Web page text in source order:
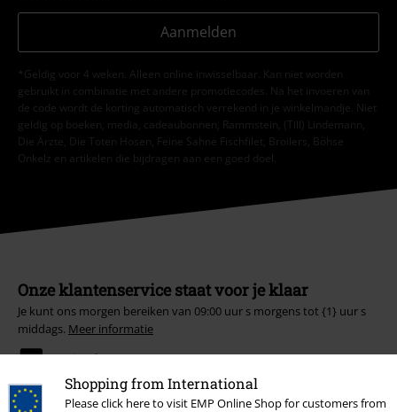
Shopping from International
Please click here to visit EMP Online Shop for customers from
Aanmelden
*Geldig voor 4 weken. Alleen online inwisselbaar. Kan niet worden
gebruikt in combinatie met andere promotiecodes. Na het invoeren van
de code wordt de korting automatisch verrekend in je winkelmandje. Niet
geldig op boeken, media, cadeaubonnen, Rammstein, (Till) Lindemann,
Die Ärzte, Die Toten Hosen, Feine Sahne Fischfilet, Broilers, Böhse
Onkelz en artikelen die bijdragen aan een goed doel.
Onze klantenservice staat voor je klaar
Je kunt ons morgen bereiken van 09:00 uur s morgens tot {1} uur s
middags. Meer informatie
Begin chat